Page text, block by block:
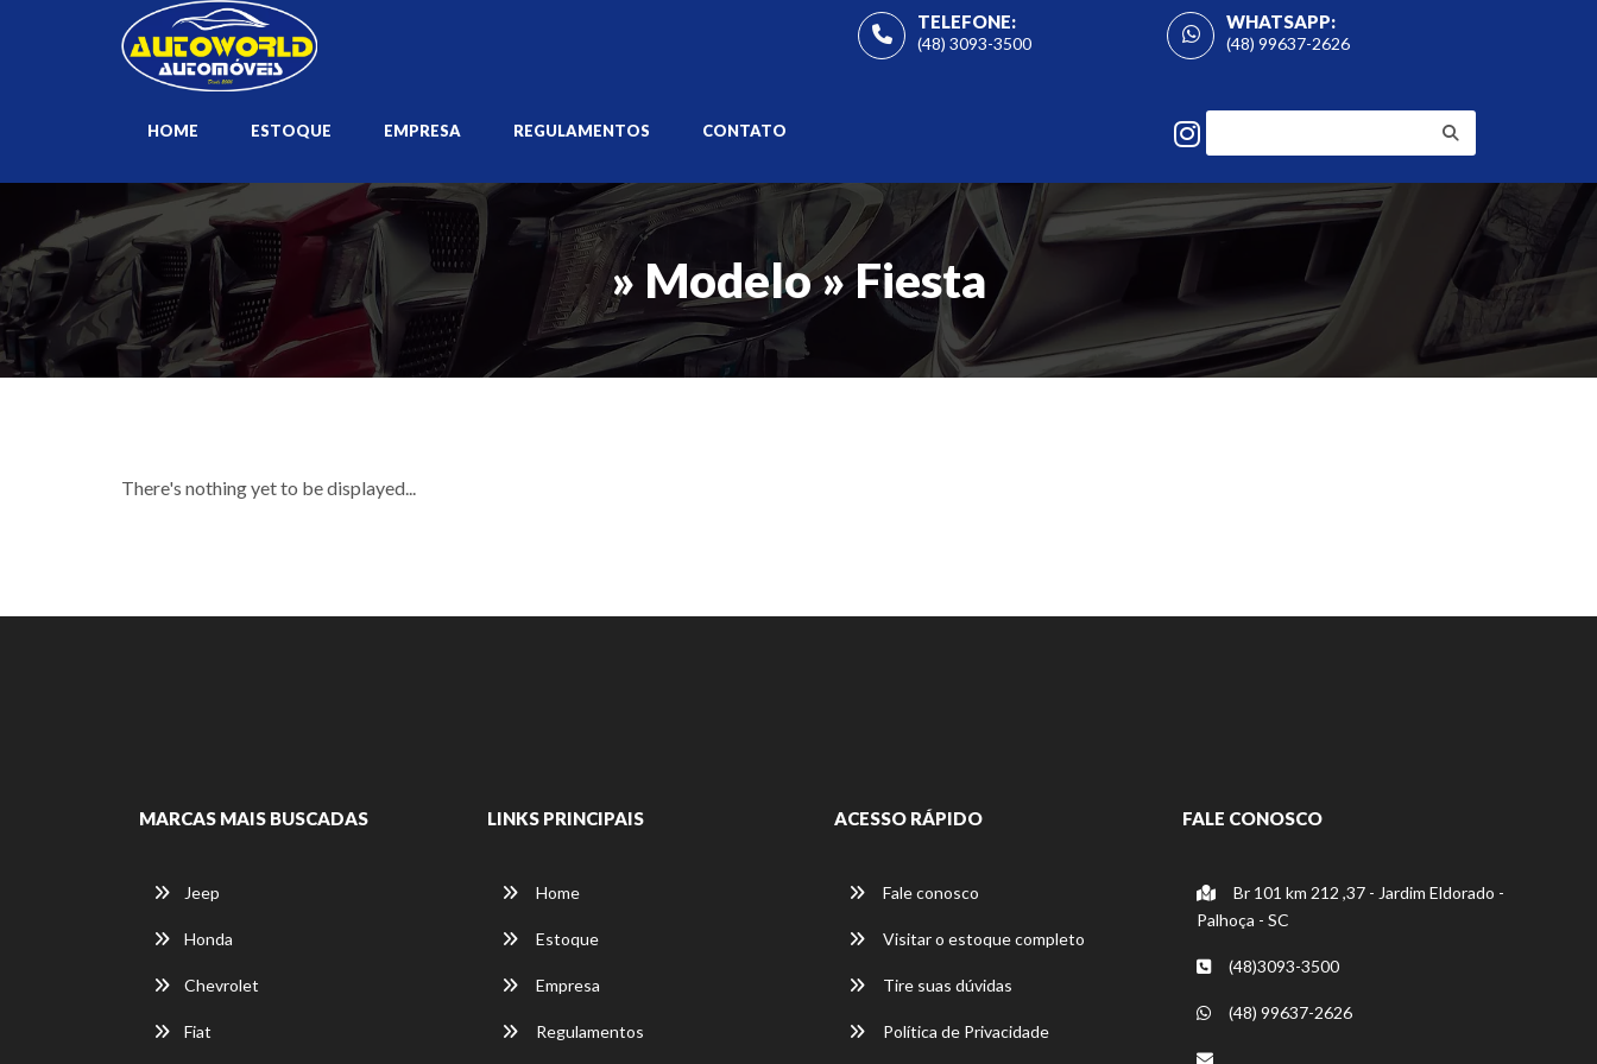
WHATSAPP:
(48) 99637-2626
TELEFONE:
(48) 3093-3500
HOME ESTOQUE EMPRESA REGULAMENTOS CONTATO
» Modelo » Fiesta
There's nothing yet to be displayed...
MARCAS MAIS BUSCADAS
Jeep
Honda
Chevrolet
Fiat
LINKS PRINCIPAIS
Home
Estoque
Empresa
Regulamentos
ACESSO RÁPIDO
Fale conosco
Visitar o estoque completo
Tire suas dúvidas
Política de Privacidade
FALE CONOSCO
Br 101 km 212 ,37 - Jardim Eldorado -
Palhoça - SC
(48)3093-3500
(48) 99637-2626